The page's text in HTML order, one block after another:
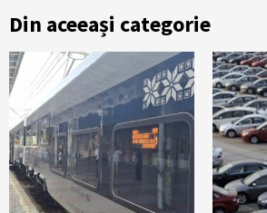
Din aceeași categorie